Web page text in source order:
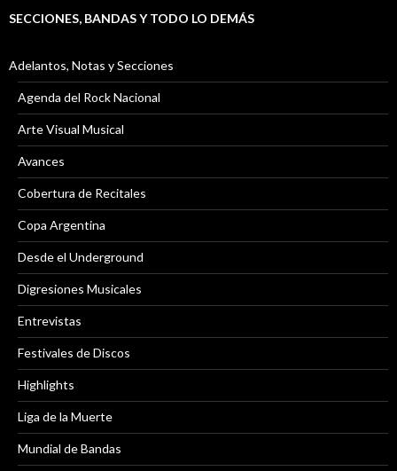
SECCIONES, BANDAS Y TODO LO DEMÁS
Adelantos, Notas y Secciones
Agenda del Rock Nacional
Arte Visual Musical
Avances
Cobertura de Recitales
Copa Argentina
Desde el Underground
Digresiones Musicales
Entrevistas
Festivales de Discos
Highlights
Liga de la Muerte
Mundial de Bandas